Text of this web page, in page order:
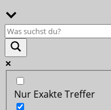
Nur Exakte Treffer